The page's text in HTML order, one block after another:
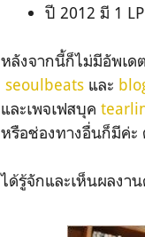
ปี 2012 มี 1 LP
หลังจากนี้ก็ไม่มีอัพเด
seoulbeats และ
และเพจเฟสบุค
หรือช่องทางอื่นก็มีค่ะ
ได้รู้จักและเห็นผลงา